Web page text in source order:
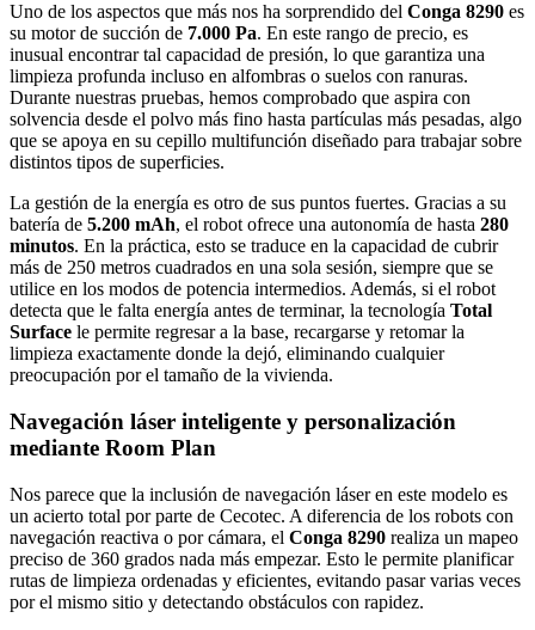
Uno de los aspectos que más nos ha sorprendido del Conga 8290 es
su motor de succión de 7.000 Pa. En este rango de precio, es
inusual encontrar tal capacidad de presión, lo que garantiza una
limpieza profunda incluso en alfombras o suelos con ranuras.
Durante nuestras pruebas, hemos comprobado que aspira con
solvencia desde el polvo más fino hasta partículas más pesadas, algo
que se apoya en su cepillo multifunción diseñado para trabajar sobre
distintos tipos de superficies.
La gestión de la energía es otro de sus puntos fuertes. Gracias a su
batería de 5.200 mAh, el robot ofrece una autonomía de hasta 280
minutos. En la práctica, esto se traduce en la capacidad de cubrir
más de 250 metros cuadrados en una sola sesión, siempre que se
utilice en los modos de potencia intermedios. Además, si el robot
detecta que le falta energía antes de terminar, la tecnología Total
Surface le permite regresar a la base, recargarse y retomar la
limpieza exactamente donde la dejó, eliminando cualquier
preocupación por el tamaño de la vivienda.
Navegación láser inteligente y personalización
mediante Room Plan
Nos parece que la inclusión de navegación láser en este modelo es
un acierto total por parte de Cecotec. A diferencia de los robots con
navegación reactiva o por cámara, el Conga 8290 realiza un mapeo
preciso de 360 grados nada más empezar. Esto le permite planificar
rutas de limpieza ordenadas y eficientes, evitando pasar varias veces
por el mismo sitio y detectando obstáculos con rapidez.